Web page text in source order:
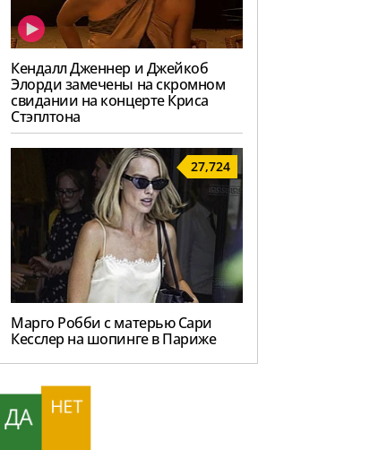
Кендалл Дженнер и Джейкоб
Элорди замечены на скромном
свидании на концерте Криса
Стэплтона
27,724
Марго Робби с матерью Сари
Кесслер на шопинге в Париже
ДА НЕТ